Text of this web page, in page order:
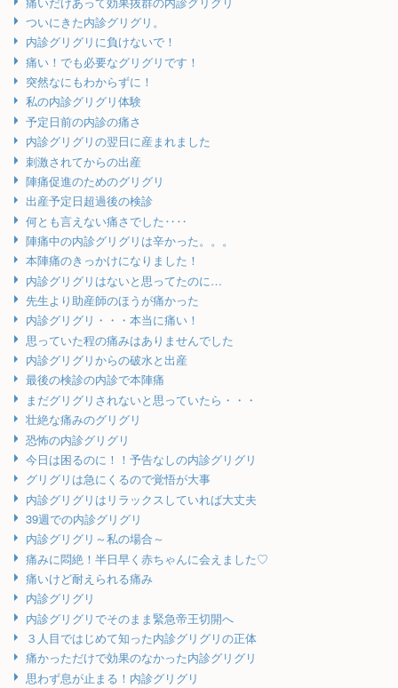
ついにきた内診グリグリ。
内診グリグリに負けないで！
痛い！でも必要なグリグリです！
突然なにもわからずに！
私の内診グリグリ体験
予定日前の内診の痛さ
内診グリグリの翌日に産まれました
刺激されてからの出産
陣痛促進のためのグリグリ
出産予定日超過後の検診
何とも言えない痛さでした‥‥
陣痛中の内診グリグリは辛かった。。。
本陣痛のきっかけになりました！
内診グリグリはないと思ってたのに…
先生より助産師のほうが痛かった
内診グリグリ・・・本当に痛い！
思っていた程の痛みはありませんでした
内診グリグリからの破水と出産
最後の検診の内診で本陣痛
まだグリグリされないと思っていたら・・・
壮絶な痛みのグリグリ
恐怖の内診グリグリ
今日は困るのに！！予告なしの内診グリグリ
グリグリは急にくるので覚悟が大事
内診グリグリはリラックスしていれば大丈夫
39週での内診グリグリ
内診グリグリ～私の場合～
痛みに悶絶！半日早く赤ちゃんに会えました♡
痛いけど耐えられる痛み
内診グリグリ
内診グリグリでそのまま緊急帝王切開へ
３人目ではじめて知った内診グリグリの正体
痛かっただけで効果のなかった内診グリグリ
思わず息が止まる！内診グリグリ